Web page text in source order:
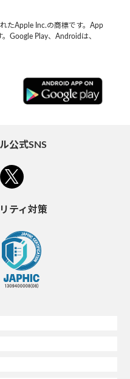
たApple Inc.の商標です。App
Google Play、Androidは、
公式SNS
ティ対策